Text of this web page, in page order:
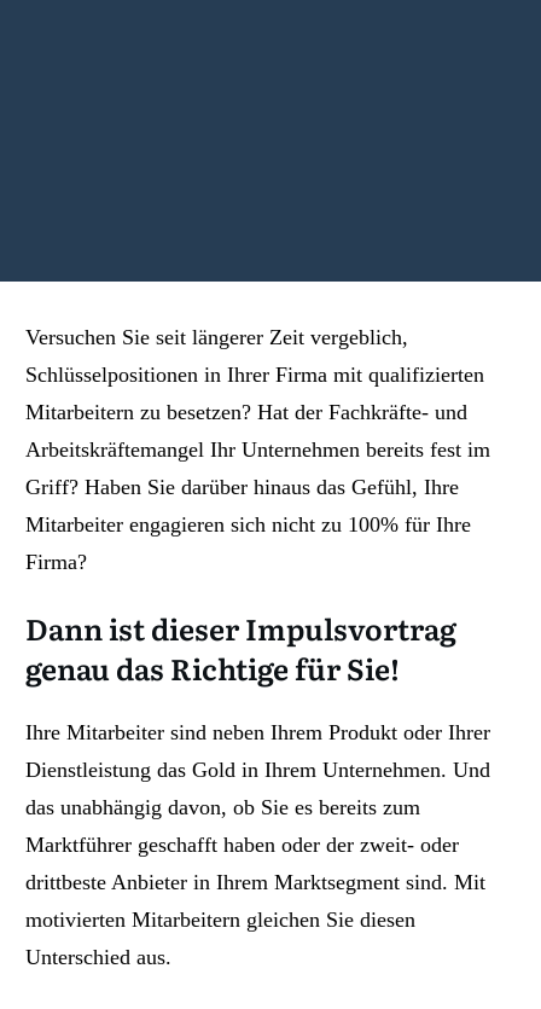
Versuchen Sie seit längerer Zeit vergeblich,
Schlüsselpositionen in Ihrer Firma mit qualifizierten
Mitarbeitern zu besetzen? Hat der Fachkräfte- und
Arbeitskräftemangel Ihr Unternehmen bereits fest im
Griff? Haben Sie darüber hinaus das Gefühl, Ihre
Mitarbeiter engagieren sich nicht zu 100% für Ihre
Firma?
Dann ist dieser Impulsvortrag
genau das Richtige für Sie!
Ihre Mitarbeiter sind neben Ihrem Produkt oder Ihrer
Dienstleistung das Gold in Ihrem Unternehmen. Und
das unabhängig davon, ob Sie es bereits zum
Marktführer geschafft haben oder der zweit- oder
drittbeste Anbieter in Ihrem Marktsegment sind. Mit
motivierten Mitarbeitern gleichen Sie diesen
Unterschied aus.